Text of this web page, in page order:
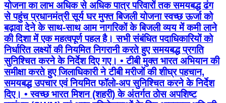
योजना का लाभ अधिक से अधिक पात्र परिवारों तक समयबद्ध ढंग
से पहुंच प्रधानमंत्री सूर्य घर मुफ्त बिजली योजना स्वच्छ ऊर्जा को
बढ़ावा देने के साथ-साथ आम नागरिकों के बिजली व्यय में कमी लाने
की दिशा में एक महत्वपूर्ण पहल है। सभी संबंधित पदाधिकारियों को
निर्धारित लक्ष्यों की नियमित निगरानी करते हुए समयबद्ध प्रगति
सुनिश्चित करने के निर्देश दिए गए। • टीबी मुक्त भारत अभियान की
समीक्षा करते हुए जिलाधिकारी ने टीबी मरीजों की शीघ्र पहचान,
समयबद्ध उपचार एवं नियमित फॉलो-अप सुनिश्चित करने के निर्देश
दिए। • ⁠स्वच्छ भारत मिशन (शहरी) के अंतर्गत ठोस अपशिष्ट